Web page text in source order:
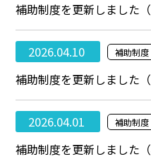
補助制度を更新しました（
2026.04.10 補助制度
補助制度を更新しました（
2026.04.01 補助制度
補助制度を更新しました（